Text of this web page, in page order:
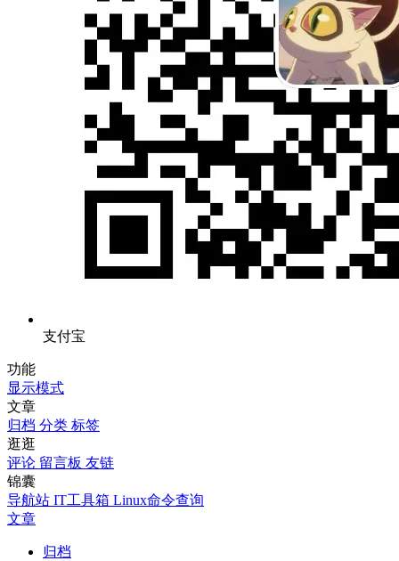
支付宝
功能
显示模式
文章
归档 分类 标签
逛逛
评论 留言板 友链
锦囊
导航站 IT工具箱 Linux命令查询
文章
归档